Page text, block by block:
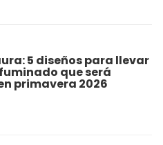
5 diseños para llevar
que será
primavera 2026